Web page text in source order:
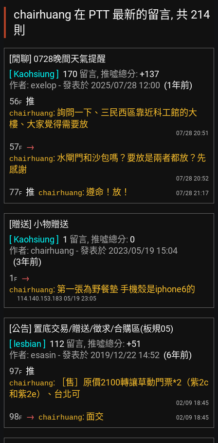
chairhuang 在 PTT 最新的留言, 共 214
則
[閒聊] 0728晚間天氣提醒
[ Kaohsiung ] 170 留言, 推噓總分: +137
作者: exelop- 發表於 2025/07/28 12:00 (1年前)
56F 推
chairhuang: 詢問一下、三民西區靠近科工館的大
樓、大家覺得需要放
07/28 20:51
57F →
chairhuang: 水閘門和沙包嗎？要放是兩者都放？先
感謝
07/28 20:52
77F 推 chairhuang: 遵命！放！ 07/28 21:17
[贈送] 小物贈送
[ Kaohsiung ] 1 留言, 推噓總分: 0
作者: chairhuang - 發表於 2023/05/19 15:04
(3年前)
1 F →
chairhuang: 第一張為野餐墊 手機殼是iphone6的
114.140.153.183 05/19 23:05
[公告] 置底交易/贈送/徵求/合購區(板規05)
[ lesbian ] 112 留言, 推噓總分: +51
作者: esasin - 發表於 2019/12/22 14:52 (6年前)
97F 推
chairhuang: ［售］原價2100轉讓草動門票*2（紫2c
和紫2e）、台北可
02/09 18:45
98F → chairhuang: 面交 02/09 18:45